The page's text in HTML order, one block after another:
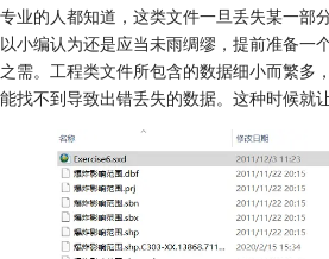
专业的人都知道，这类文件一旦丢失某一部
以小编认为还是应当未雨绸缪，提前准备一
之需。工程类文件所包含的数据细小而繁多
能找不到导致出错丢失的数据。这种时候就